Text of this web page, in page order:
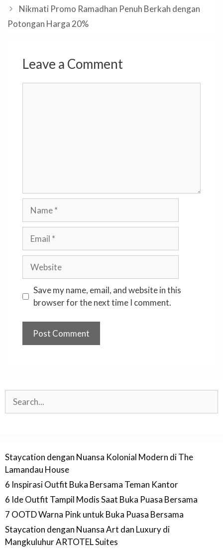
Nikmati Promo Ramadhan Penuh Berkah dengan
Potongan Harga 20%
Leave a Comment
Name
Email
Website
Save my name, email, and website in this
browser for the next time I comment.
Staycation dengan Nuansa Kolonial Modern di The
Lamandau House
6 Inspirasi Outfit Buka Bersama Teman Kantor
6 Ide Outfit Tampil Modis Saat Buka Puasa Bersama
7 OOTD Warna Pink untuk Buka Puasa Bersama
Staycation dengan Nuansa Art dan Luxury di
Mangkuluhur ARTOTEL Suites